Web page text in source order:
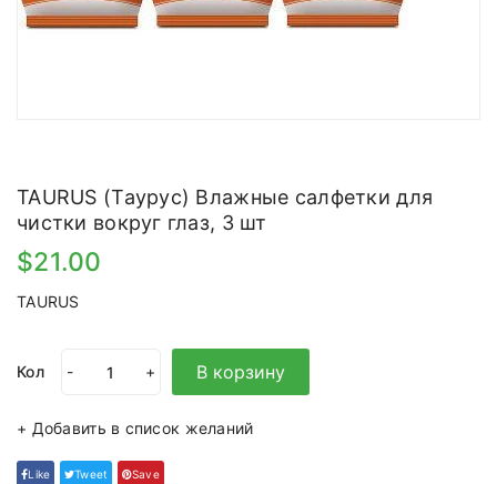
TAURUS (Таурус) Влажные салфетки для
чистки вокруг глаз, 3 шт
$21.00
TAURUS
Кол - + В корзину
+ Добавить в список желаний
Like Tweet Save